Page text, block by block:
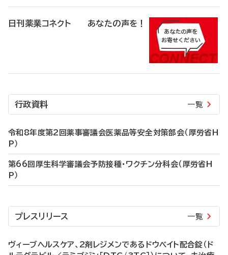
日刊薬業コネクト あなたの声を！
行政資料 一覧
令和8年度第2回薬事審議会医薬品等安全対策部会（厚労省H
P）
第66回厚生科学審議会予防接種・ワクチン分科会（厚労省H
P）
プレスリリース 一覧
ヴィーブヘルスケア、2剤レジメンであるドウベイト配合錠（ド